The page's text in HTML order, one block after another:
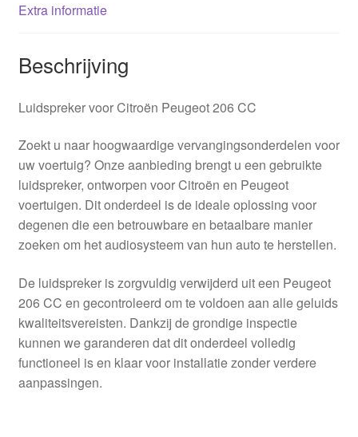
Extra informatie
Beschrijving
Luidspreker voor Citroën Peugeot 206 CC
Zoekt u naar hoogwaardige vervangingsonderdelen voor
uw voertuig? Onze aanbieding brengt u een gebruikte
luidspreker, ontworpen voor Citroën en Peugeot
voertuigen. Dit onderdeel is de ideale oplossing voor
degenen die een betrouwbare en betaalbare manier
zoeken om het audiosysteem van hun auto te herstellen.
De luidspreker is zorgvuldig verwijderd uit een Peugeot
206 CC en gecontroleerd om te voldoen aan alle geluids
kwaliteitsvereisten. Dankzij de grondige inspectie
kunnen we garanderen dat dit onderdeel volledig
functioneel is en klaar voor installatie zonder verdere
aanpassingen.